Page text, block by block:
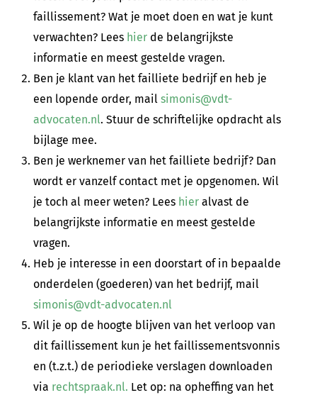
faillissement? Wat je moet doen en wat je kunt
verwachten? Lees hier de belangrijkste
informatie en meest gestelde vragen.
Ben je klant van het failliete bedrijf en heb je
een lopende order, mail simonis@vdt-
advocaten.nl. Stuur de schriftelijke opdracht als
bijlage mee.
Ben je werknemer van het failliete bedrijf? Dan
wordt er vanzelf contact met je opgenomen. Wil
je toch al meer weten? Lees hier alvast de
belangrijkste informatie en meest gestelde
vragen.
Heb je interesse in een doorstart of in bepaalde
onderdelen (goederen) van het bedrijf, mail
simonis@vdt-advocaten.nl
Wil je op de hoogte blijven van het verloop van
dit faillissement kun je het faillissementsvonnis
en (t.z.t.) de periodieke verslagen downloaden
via rechtspraak.nl. Let op: na opheffing van het